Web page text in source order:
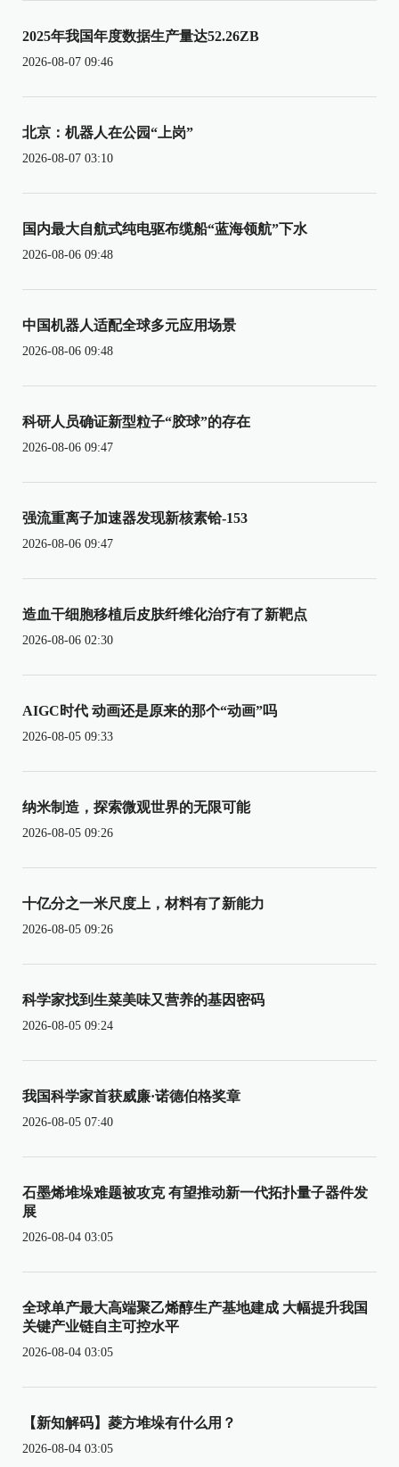
2025年我国年度数据生产量达52.26ZB
2026-08-07 09:46
北京：机器人在公园“上岗”
2026-08-07 03:10
国内最大自航式纯电驱布缆船“蓝海领航”下水
2026-08-06 09:48
中国机器人适配全球多元应用场景
2026-08-06 09:48
科研人员确证新型粒子“胶球”的存在
2026-08-06 09:47
强流重离子加速器发现新核素铪-153
2026-08-06 09:47
造血干细胞移植后皮肤纤维化治疗有了新靶点
2026-08-06 02:30
AIGC时代 动画还是原来的那个“动画”吗
2026-08-05 09:33
纳米制造，探索微观世界的无限可能
2026-08-05 09:26
十亿分之一米尺度上，材料有了新能力
2026-08-05 09:26
科学家找到生菜美味又营养的基因密码
2026-08-05 09:24
我国科学家首获威廉·诺德伯格奖章
2026-08-05 07:40
石墨烯堆垛难题被攻克 有望推动新一代拓扑量子器件发
展
2026-08-04 03:05
全球单产最大高端聚乙烯醇生产基地建成 大幅提升我国
关键产业链自主可控水平
2026-08-04 03:05
【新知解码】菱方堆垛有什么用？
2026-08-04 03:05